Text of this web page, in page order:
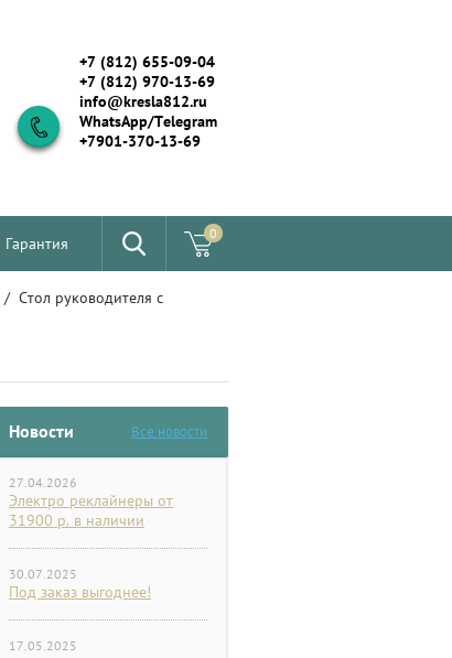
+7 (812) 655-09-04
+7 (812) 970-13-69
info@kresla812.ru
WhatsApp/Telegram
+7901-370-13-69
Гарантия
0
/  Стол руководителя с
Новости Все новости
27.04.2026
Электро реклайнеры от
31900 р. в наличии
30.07.2025
Под заказ выгоднее!
17.05.2025